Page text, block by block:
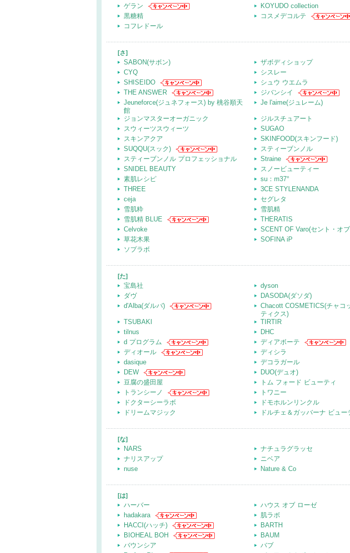
ゲラン
KOYUDO collection
黒糖精
コスメデコルテ
コフレドール
[さ]
SABON(サボン)
ザボディショップ
CYQ
シスレー
SHISEIDO
シュウ ウエムラ
THE ANSWER
ジバンシイ
Jeuneforce(ジュネフォース) by 桃谷順天
館
Je l'aime(ジュレーム)
ジョンマスターオーガニック
ジルスチュアート
スウィーツスウィーツ
SUGAO
スキンアクア
SKINFOOD(スキンフード)
SUQQU(スック)
スティーブンノル
スティーブンノル プロフェッショナル
Straine
SNIDEL BEAUTY
スノービューティー
素肌レシピ
su：m37°
THREE
3CE STYLENANDA
ceja
セグレタ
雪肌粋
雪肌精
雪肌精 BLUE
THERATIS
Celvoke
SCENT OF Varo(セント・オ
草花木果
SOFINA iP
ソプラボ
[た]
宝島社
dyson
ダヴ
DASODA(ダソダ)
d'Alba(ダルバ)
Chacott COSMETICS(チャコ
ティクス)
TSUBAKI
TIRTIR
tilnus
DHC
d プログラム
ディアボーテ
ディオール
ディシラ
dasique
デコラガール
DEW
DUO(デュオ)
豆腐の盛田屋
トム フォード ビューティ
トランシーノ
トワニー
ドクターシーラボ
ドモホルンリンクル
ドリームマジック
ドルチェ＆ガッバーナ ビュー
[な]
NARS
ナチュラグラッセ
ナリスアップ
ニベア
nuse
Nature & Co
[は]
ハーバー
ハウス オブ ローゼ
hadakara
肌ラボ
HACCI(ハッチ)
BARTH
BIOHEAL BOH
BAUM
バウンシア
バブ